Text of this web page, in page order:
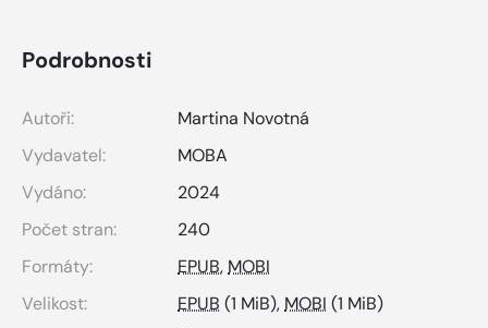
Podrobnosti
Autoři:
Martina Novotná
Vydavatel:
MOBA
Vydáno:
2024
Počet stran:
240
Formáty:
EPUB,MOBI
Velikost:
EPUB (1 MiB),MOBI (1 MiB)